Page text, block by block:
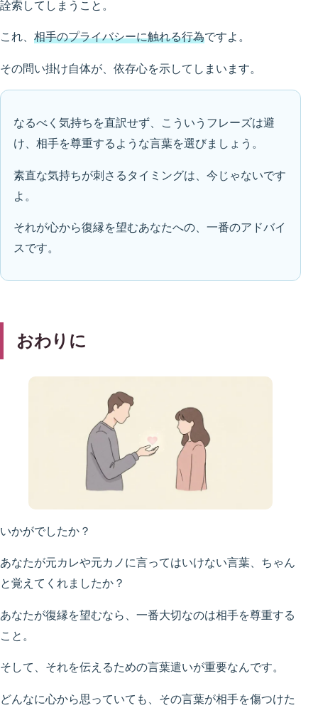
詮索してしまうこと。
これ、 相手のプライバシーに触れる行為ですよ。
その問い掛け自体が、依存心を示してしまいます。
なるべく気持ちを直訳せず、こういうフレーズは避
け、相手を尊重するような言葉を選びましょう。
素直な気持ちが刺さるタイミングは、今じゃないです
よ。
それが心から復縁を望むあなたへの、一番のアドバイ
スです。
おわりに
いかがでしたか？
あなたが元カレや元カノに言ってはいけない言葉、ちゃん
と覚えてくれましたか？
あなたが復縁を望むなら、一番大切なのは相手を尊重する
こと。
そして、それを伝えるための言葉遣いが重要なんです。
どんなに心から思っていても、その言葉が相手を傷つけた